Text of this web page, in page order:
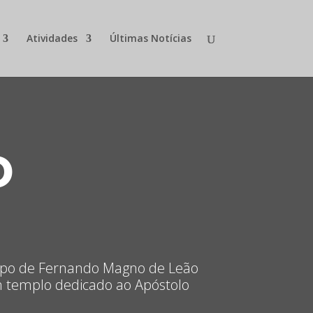
Atividades Últimas Notícias
de Fernando Magno de Leão
dedicado ao Apóstolo